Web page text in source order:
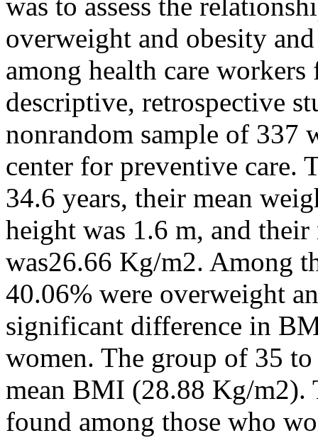
overweight and obesity
among health care workers
descriptive, retrospective
nonrandom sample of 337
center for preventive care.
34.6 years, their mean
height was 1.6 m, and
was26.66 Kg/m2. Among
40.06% were overweight
significant difference in
women. The group of 35
mean BMI (28.88 Kg/m2).
found among those who